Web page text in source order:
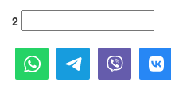
2